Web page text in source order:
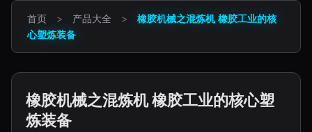
首页 > 产品大全 >
橡胶机械之混炼机 橡胶工业的核
心塑炼装备
橡胶机械之混炼机 橡胶工业的核心塑
炼装备